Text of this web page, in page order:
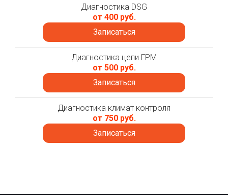
Диагностика DSG
от 400 руб.
Записаться
Диагностика цепи ГРМ
от 500 руб.
Записаться
Диагностика климат контроля
от 750 руб.
Записаться